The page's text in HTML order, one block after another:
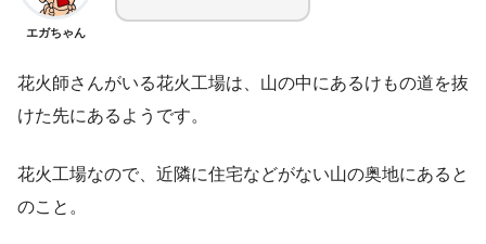
エガちゃん
花火師さんがいる花火工場は、山の中にあるけもの道を抜
けた先にあるようです。
花火工場なので、近隣に住宅などがない山の奥地にあると
のこと。